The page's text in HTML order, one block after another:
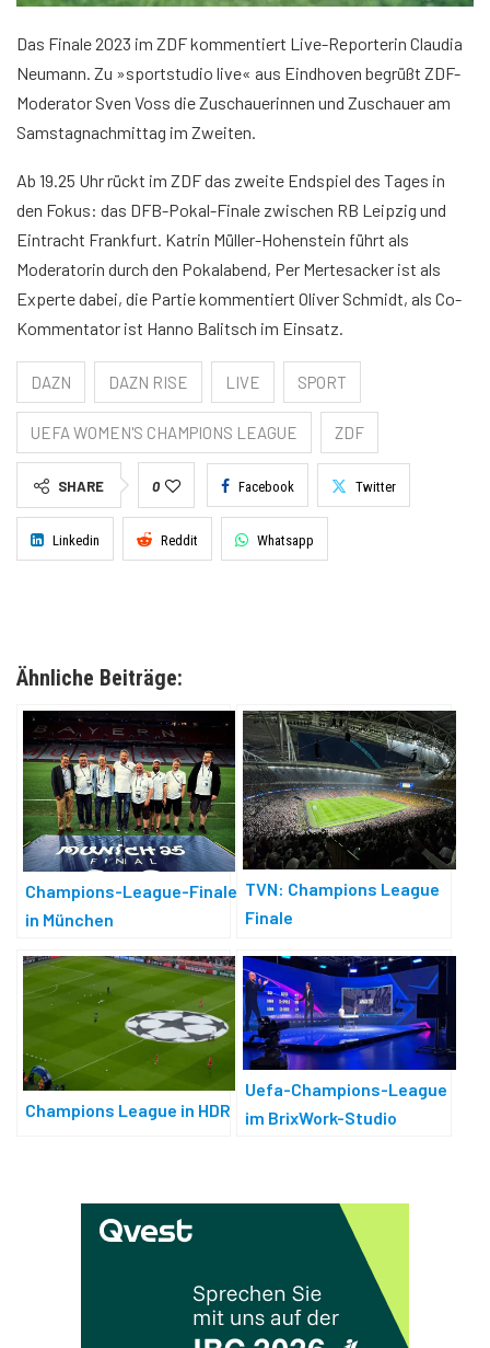
Das Finale 2023 im ZDF kommentiert Live-Reporterin Claudia
Neumann. Zu »sportstudio live« aus Eindhoven begrüßt ZDF-
Moderator Sven Voss die Zuschauerinnen und Zuschauer am
Samstagnachmittag im Zweiten.
Ab 19.25 Uhr rückt im ZDF das zweite Endspiel des Tages in
den Fokus: das DFB-Pokal-Finale zwischen RB Leipzig und
Eintracht Frankfurt. Katrin Müller-Hohenstein führt als
Moderatorin durch den Pokalabend, Per Mertesacker ist als
Experte dabei, die Partie kommentiert Oliver Schmidt, als Co-
Kommentator ist Hanno Balitsch im Einsatz.
DAZN DAZN RISE LIVE SPORT
UEFA WOMEN'S CHAMPIONS LEAGUE ZDF
SHARE 0 Facebook Twitter
Linkedin Reddit Whatsapp
Ähnliche Beiträge:
Champions-League-Finale
in München
TVN: Champions League
Finale
Champions League in HDR
Uefa-Champions-League
im BrixWork-Studio